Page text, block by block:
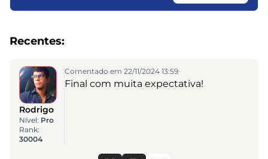
Recentes:
Rodrigo
Nível: Pro
Rank:
30004
Comentado em 22/11/2024 13:59
Final com muita expectativa!